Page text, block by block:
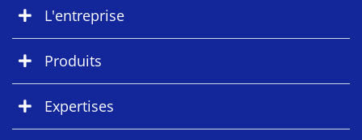
L'entreprise
Produits
Expertises